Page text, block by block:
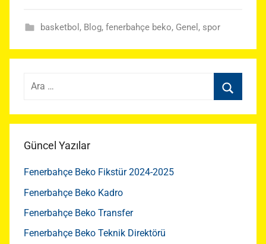
basketbol , Blog, fenerbahçe beko, Genel , spor
Arama:
Güncel Yazılar
Fenerbahçe Beko Fikstür 2024-2025
Fenerbahçe Beko Kadro
Fenerbahçe Beko Transfer
Fenerbahçe Beko Teknik Direktörü